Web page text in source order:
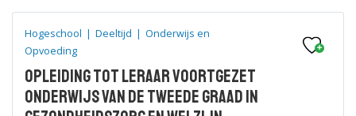
Hogeschool | Deeltijd | Onderwijs en
Opvoeding
Opleiding tot leraar voortgezet
onderwijs van de tweede graad in